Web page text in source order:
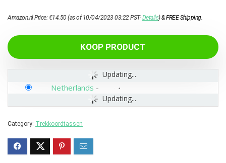
Amazon.nl Price:€14.50(as of 10/04/2023 03:22 PST-Details)&FREE Shipping.
KOOP PRODUCT
Updating...
Updating...
Netherlands -
Category: Trekkoordtassen